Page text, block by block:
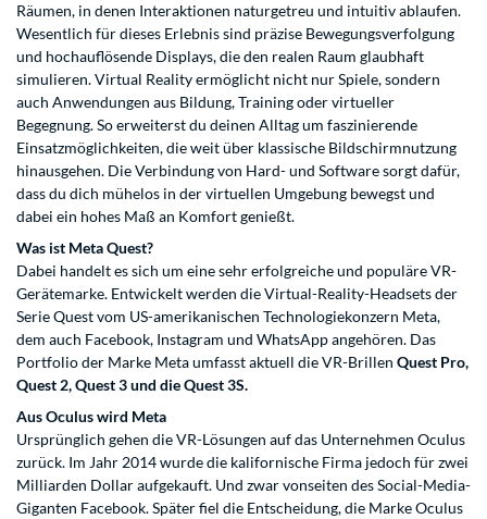
Räumen, in denen Interaktionen naturgetreu und intuitiv ablaufen.
Wesentlich für dieses Erlebnis sind präzise Bewegungsverfolgung
und hochauflösende Displays, die den realen Raum glaubhaft
simulieren. Virtual Reality ermöglicht nicht nur Spiele, sondern
auch Anwendungen aus Bildung, Training oder virtueller
Begegnung. So erweiterst du deinen Alltag um faszinierende
Einsatzmöglichkeiten, die weit über klassische Bildschirmnutzung
hinausgehen. Die Verbindung von Hard- und Software sorgt dafür,
dass du dich mühelos in der virtuellen Umgebung bewegst und
dabei ein hohes Maß an Komfort genießt.
Was ist Meta Quest?
Dabei handelt es sich um eine sehr erfolgreiche und populäre VR-
Gerätemarke. Entwickelt werden die Virtual-Reality-Headsets der
Serie Quest vom US-amerikanischen Technologiekonzern Meta,
dem auch Facebook, Instagram und WhatsApp angehören. Das
Portfolio der Marke Meta umfasst aktuell die VR-Brillen Quest Pro,
Quest 2, Quest 3 und die Quest 3S.
Aus Oculus wird Meta
Ursprünglich gehen die VR-Lösungen auf das Unternehmen Oculus
zurück. Im Jahr 2014 wurde die kalifornische Firma jedoch für zwei
Milliarden Dollar aufgekauft. Und zwar vonseiten des Social-Media-
Giganten Facebook. Später fiel die Entscheidung, die Marke Oculus